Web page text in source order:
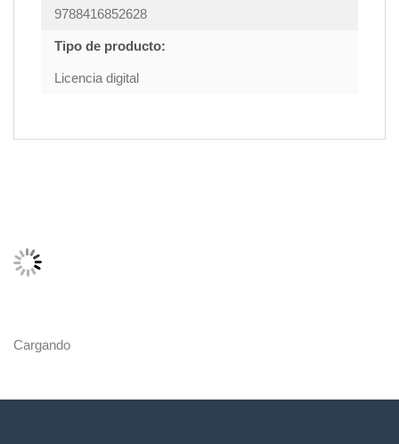
9788416852628
Tipo de producto:
Licencia digital
Cargando